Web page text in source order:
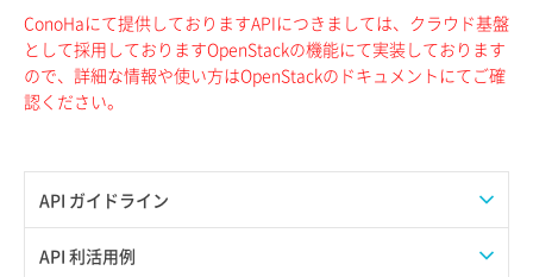
API ガイドライン
APIのご利用について
API 利活用例
ConoHaにて提供しておりますAPIにつきましては、クラウド基盤
として採用しておりますOpenStackの機能にて実装しております
ので、詳細な情報や使い方はOpenStackのドキュメントにてご確
認ください。